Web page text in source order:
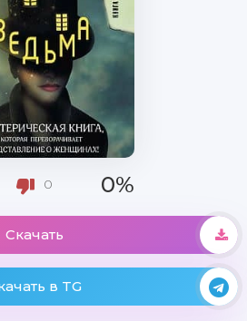
0 0%
Скачать
в TG